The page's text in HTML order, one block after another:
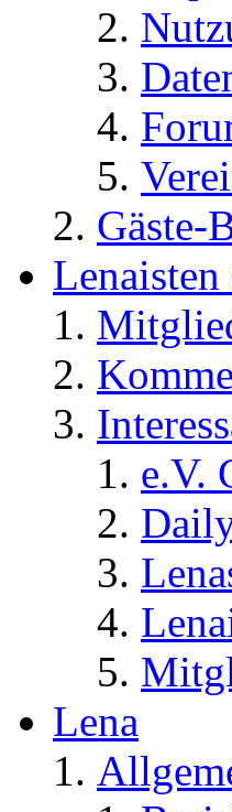
Gäste-
Lenaisten
e.V.
Lena